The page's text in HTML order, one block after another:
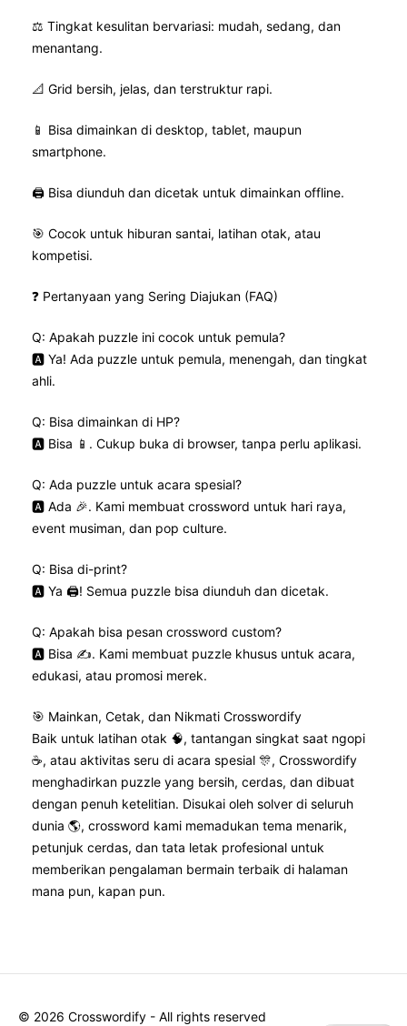
⚖️ Tingkat kesulitan bervariasi: mudah, sedang, dan
menantang.
📐 Grid bersih, jelas, dan terstruktur rapi.
📱 Bisa dimainkan di desktop, tablet, maupun
smartphone.
🖨️ Bisa diunduh dan dicetak untuk dimainkan offline.
🎯 Cocok untuk hiburan santai, latihan otak, atau
kompetisi.
❓ Pertanyaan yang Sering Diajukan (FAQ)
Q: Apakah puzzle ini cocok untuk pemula?
🅰️ Ya! Ada puzzle untuk pemula, menengah, dan tingkat
ahli.
Q: Bisa dimainkan di HP?
🅰️ Bisa 📱. Cukup buka di browser, tanpa perlu aplikasi.
Q: Ada puzzle untuk acara spesial?
🅰️ Ada 🎉. Kami membuat crossword untuk hari raya,
event musiman, dan pop culture.
Q: Bisa di-print?
🅰️ Ya 🖨️! Semua puzzle bisa diunduh dan dicetak.
Q: Apakah bisa pesan crossword custom?
🅰️ Bisa ✍️. Kami membuat puzzle khusus untuk acara,
edukasi, atau promosi merek.
🎯 Mainkan, Cetak, dan Nikmati Crosswordify
Baik untuk latihan otak 🧠, tantangan singkat saat ngopi
☕, atau aktivitas seru di acara spesial 🎊, Crosswordify
menghadirkan puzzle yang bersih, cerdas, dan dibuat
dengan penuh ketelitian. Disukai oleh solver di seluruh
dunia 🌎, crossword kami memadukan tema menarik,
petunjuk cerdas, dan tata letak profesional untuk
memberikan pengalaman bermain terbaik di halaman
mana pun, kapan pun.
© 2026 Crosswordify - All rights reserved